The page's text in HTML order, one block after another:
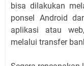
bisa dilakukan
ponsel Android
aplikasi atau
melalui transfer